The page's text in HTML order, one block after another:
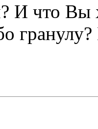
И что Вы